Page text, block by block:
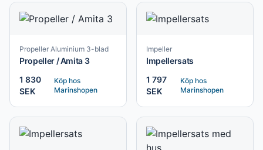
Propeller Aluminium 3-blad
Propeller / Amita 3
1 830
SEK
Köp hos
Marinshopen
Impeller
Impellersats
1 797
SEK
Köp hos
Marinshopen